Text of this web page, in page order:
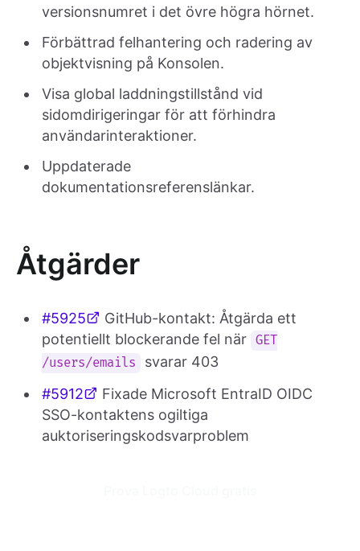
versionsnumret i det övre högra hörnet.
Förbättrad felhantering och radering av
objektvisning på Konsolen.
Visa global laddningstillstånd vid
sidomdirigeringar för att förhindra
användarinteraktioner.
Uppdaterade
dokumentationsreferenslänkar.
Åtgärder
#5925
GitHub-kontakt: Åtgärda ett
potentiellt blockerande fel när GET
/users/emails
svarar 403
#5912
Fixade Microsoft EntraID OIDC
SSO-kontaktens ogiltiga
auktoriseringskodsvarproblem